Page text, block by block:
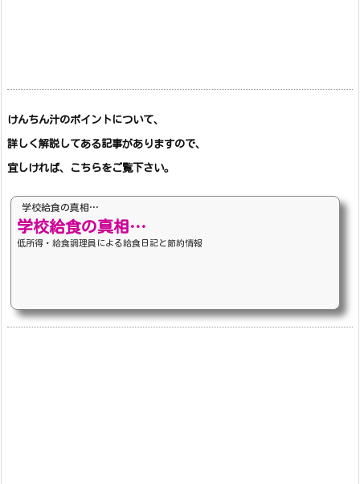
けんちん汁のポイントについて、
詳しく解説してある記事がありますので、
宜しければ、こちらをご覧下さい。
学校給食の真相…
学校給食の真相…
低所得・給食調理員による給食日記と節約情報